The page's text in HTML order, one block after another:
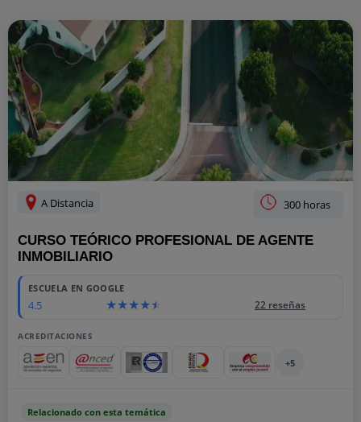
A Distancia 300 horas
CURSO TEÓRICO PROFESIONAL DE AGENTE
INMOBILIARIO
ESCUELA EN GOOGLE
4.5 22 reseñas
ACREDITACIONES
+5
Relacionado con esta temática